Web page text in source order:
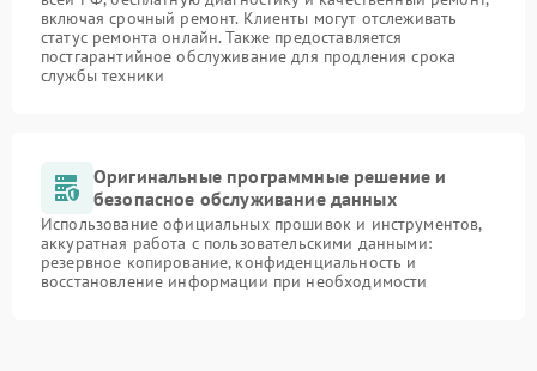
включая срочный ремонт. Клиенты могут отслеживать
статус ремонта онлайн. Также предоставляется
постгарантийное обслуживание для продления срока
службы техники
Оригинальные программные решение и
безопасное обслуживание данных
Использование официальных прошивок и инструментов,
аккуратная работа с пользовательскими данными:
резервное копирование, конфиденциальность и
восстановление информации при необходимости